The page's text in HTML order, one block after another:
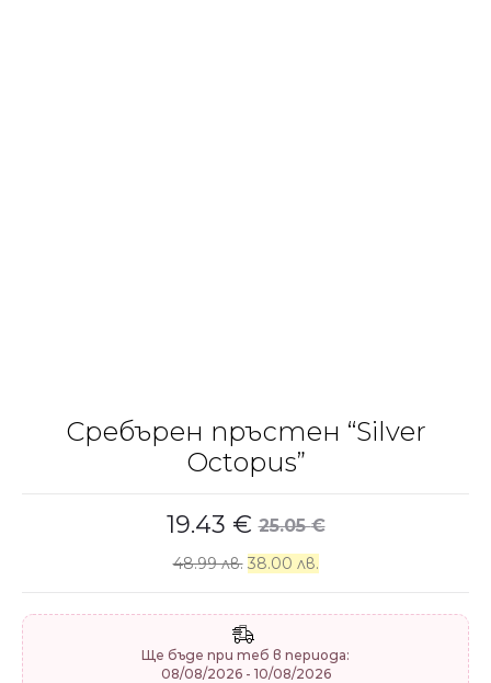
Сребърен пръстен “Silver
Octopus”
25.05€
19.43 €
48.99 лв. 38.00 лв.
Ще бъде при теб в периода:
08/08/2026 - 10/08/2026